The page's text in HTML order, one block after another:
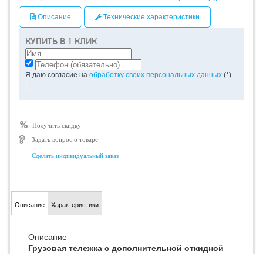
КУПИТЬ В 1 КЛИК
Я даю согласие на обработку своих персональных данных (*)
Получить скидку
Задать вопрос о товаре
Сделать индивидуальный заказ
Описание Технические характеристики
Описание Характеристики
Описание
Грузовая тележка с дополнительной откидной